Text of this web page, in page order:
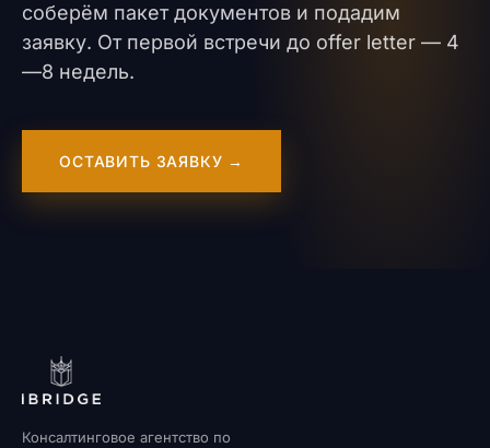
соберём пакет документов и подадим
заявку. От первой встречи до offer letter — 4
—8 недель.
ОСТАВИТЬ ЗАЯВКУ →
Консалтинговое агентство по